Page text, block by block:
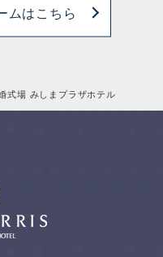
式場 みしまプラザホテル
ムはこちら